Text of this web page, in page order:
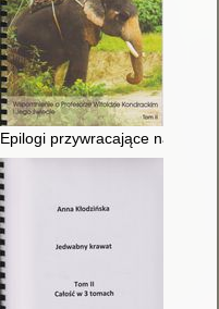
Epilogi przywracające